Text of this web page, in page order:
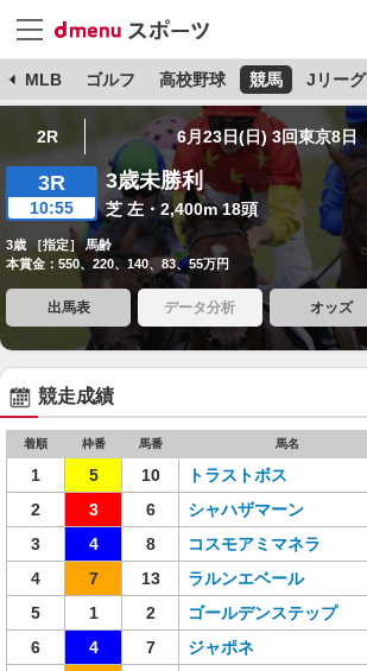
MLB ゴルフ 高校野球 競馬 Jリーグ
2R 6月23日(日) 3回東京8日
3R
10:55
3歳未勝利
芝 左・2,400m 18頭
3歳 ［指定］ 馬齢
本賞金：550、220、140、83、55万円
出馬表 データ分析 オッズ
競走成績
着順 枠番 馬番 馬名
1 5 10 トラストボス
2
3 6 シャハザマーン
3
4 8 コスモアミマネラ
4
7 13 ラルンエベール
5
1 2 ゴールデンステップ
6
4 7 ジャポネ